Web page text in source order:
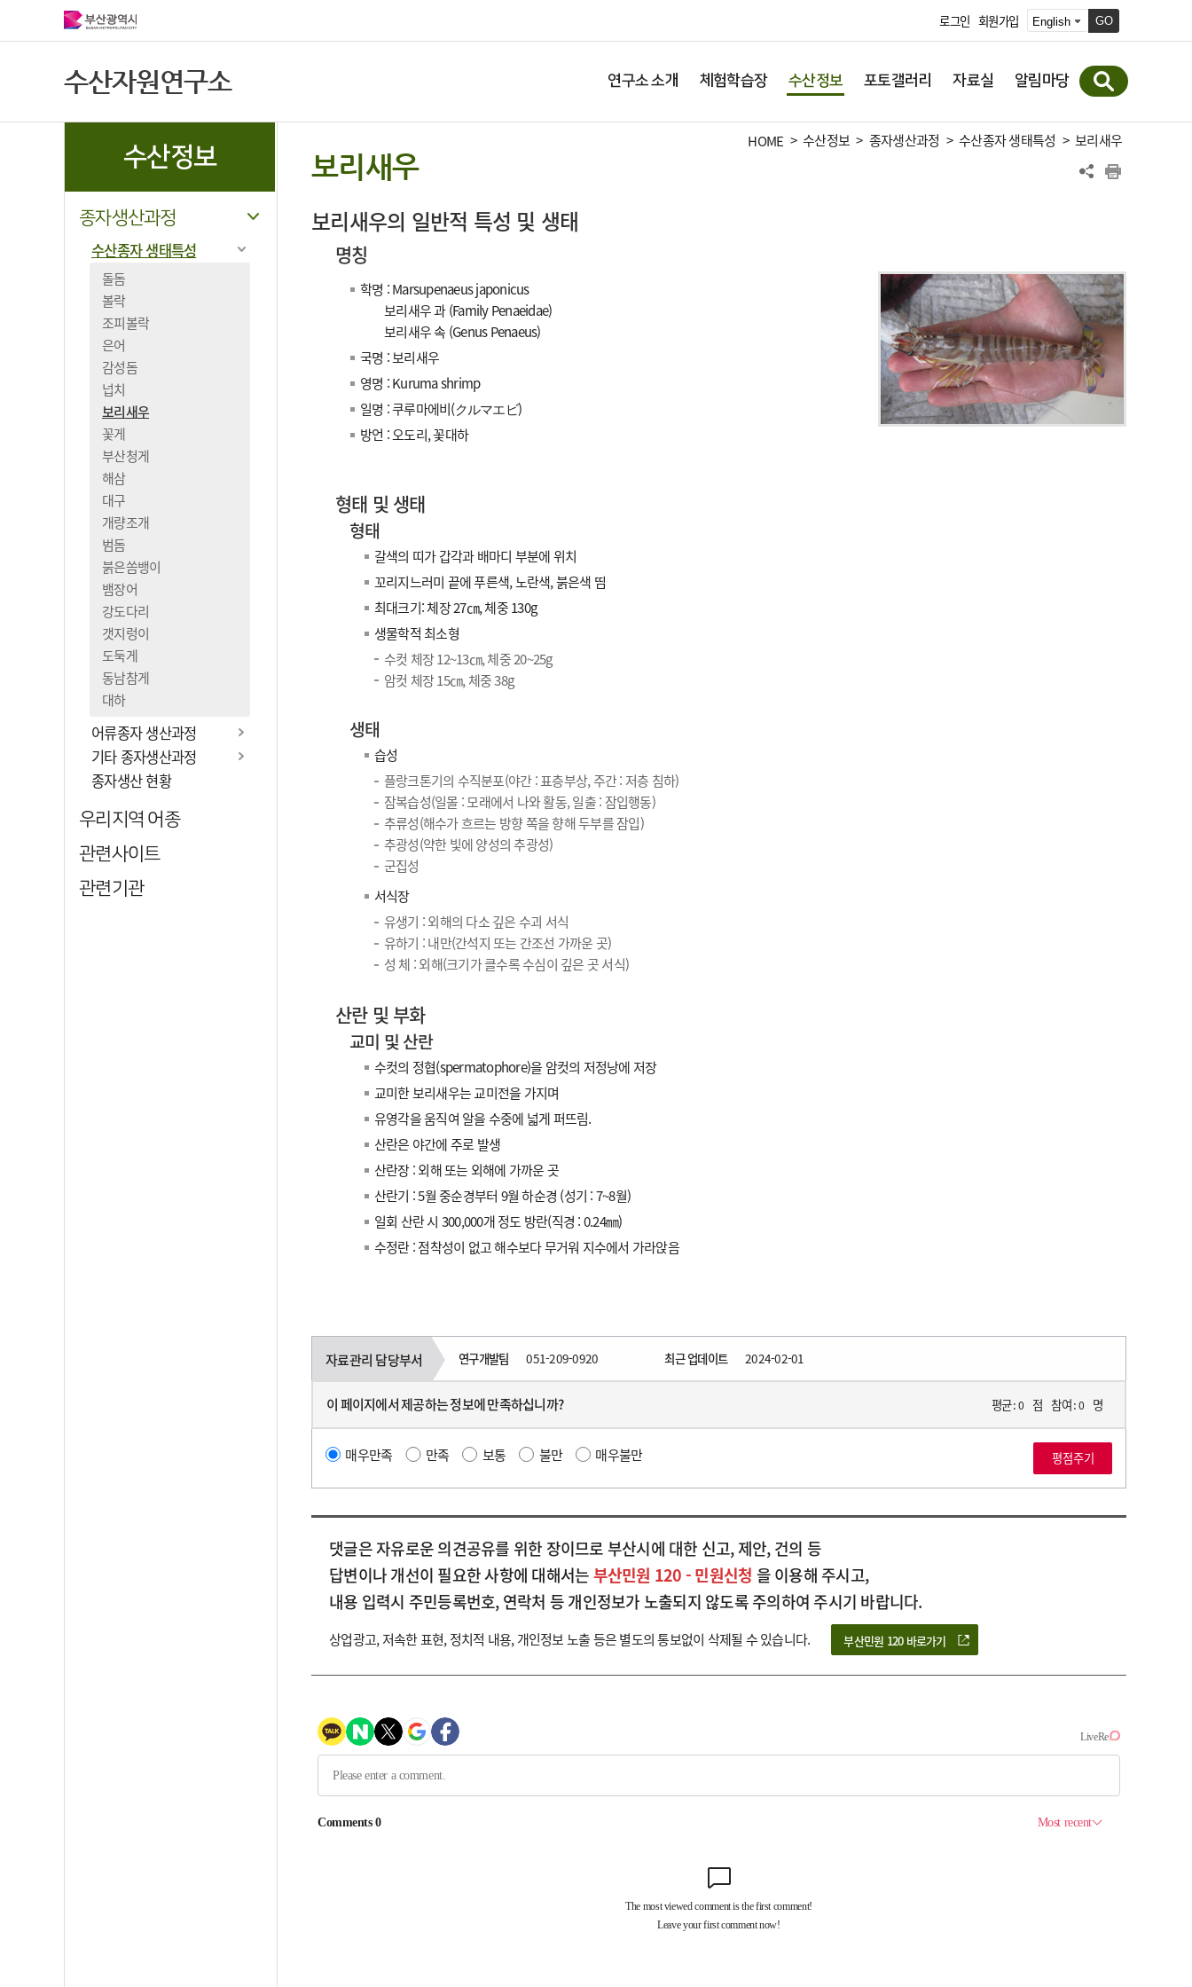
로그인 회원가입 GO
수산자원연구소 연구소 소개 체험학습장 수산정보 포토갤러리 자료실 알림마당
수산정보
종자생산과정
수산종자 생태특성
돌돔
볼락
조피볼락
은어
감성돔
넙치
보리새우
꽃게
부산청게
해삼
대구
개량조개
범돔
붉은쏨뱅이
뱀장어
강도다리
갯지렁이
도둑게
동남참게
대하
어류종자 생산과정
기타 종자생산과정
종자생산 현황
우리지역 어종
관련사이트
관련기관
HOME > 수산정보 > 종자생산과정 > 수산종자 생태특성 > 보리새우
보리새우
보리새우의 일반적 특성 및 생태
명칭
학명 : Marsupenaeus japonicus
보리새우 과 (Family Penaeidae)
보리새우 속 (Genus Penaeus)
국명 : 보리새우
영명 : Kuruma shrimp
일명 : 쿠루마에비(クルマエビ)
방언 : 오도리, 꽃대하
형태 및 생태
형태
갈색의 띠가 갑각과 배마디 부분에 위치
꼬리지느러미 끝에 푸른색, 노란색, 붉은색 띰
최대크기: 체장 27㎝, 체중 130g
생물학적 최소형
수컷 체장 12~13㎝, 체중 20~25g
암컷 체장 15㎝, 체중 38g
생태
습성
플랑크톤기의 수직분포(야간 : 표층부상, 주간 : 저층 침하)
잠복습성(일몰 : 모래에서 나와 활동, 일출 : 잠입행동)
추류성(해수가 흐르는 방향 쪽을 향해 두부를 잠입)
추광성(약한 빛에 양성의 추광성)
군집성
서식장
유생기 : 외해의 다소 깊은 수괴 서식
유하기 : 내만(간석지 또는 간조선 가까운 곳)
성 체 : 외해(크기가 클수록 수심이 깊은 곳 서식)
산란 및 부화
교미 및 산란
수컷의 정협(spermatophore)을 암컷의 저정낭에 저장
교미한 보리새우는 교미전을 가지며
유영각을 움직여 알을 수중에 넓게 퍼뜨림.
산란은 야간에 주로 발생
산란장 : 외해 또는 외해에 가까운 곳
산란기 : 5월 중순경부터 9월 하순경 (성기 : 7~8월)
일회 산란 시 300,000개 정도 방란(직경 : 0.24㎜)
수정란 : 점착성이 없고 해수보다 무거워 지수에서 가라앉음
자료관리 담당부서 연구개발팀 051-209-0920 최근 업데이트 2024-02-01
이 페이지에서 제공하는 정보에 만족하십니까? 평균 :0 점 참여 :0 명
매우만족 만족 보통 불만 매우불만
댓글은 자유로운 의견공유를 위한 장이므로 부산시에 대한 신고, 제안, 건의 등
답변이나 개선이 필요한 사항에 대해서는부산민원 120 - 민원신청 을 이용해 주시고,
내용 입력시 주민등록번호, 연락처 등 개인정보가 노출되지 않도록 주의하여 주시기 바랍니다.
상업광고, 저속한 표현, 정치적 내용, 개인정보 노출 등은 별도의 통보없이 삭제될 수 있습니다. 부산민원 120 바로가기